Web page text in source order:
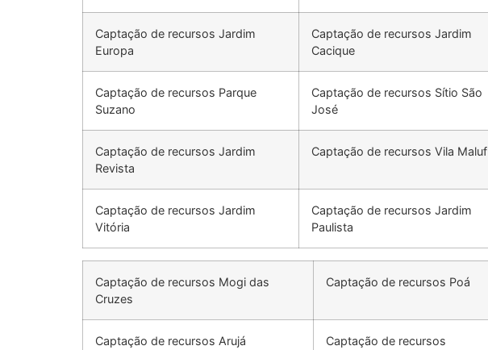
Captação de recursos Jardim
Europa
Captação de recursos Jardim
Cacique
Captação de recursos Parque
Suzano
Captação de recursos Sítio São
José
Captação de recursos Jardim
Revista
Captação de recursos Vila Maluf
Captação de recursos Jardim
Vitória
Captação de recursos Jardim
Paulista
Captação de recursos Mogi das
Cruzes
Captação de recursos Poá
Captação de recursos Arujá
Captação de recursos